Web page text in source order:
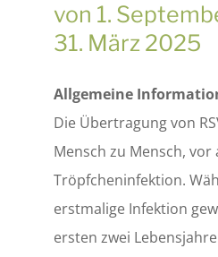
von 1.
31. März 2025
Allgemeine
Die Übertragung von
Mensch zu Mensch,
Tröpfcheninfektion.
erstmalige Infektion
ersten zwei